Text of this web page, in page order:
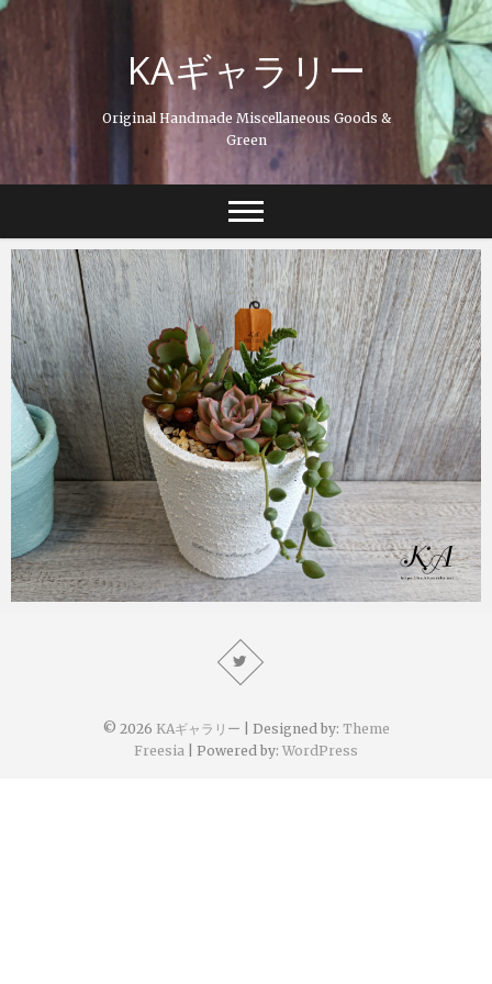
Skip
content
KAギャラリー
Original Handmade Miscellaneous Goods &
Green
© 2026 KAギャラリー | Designed by: Theme
Freesia | Powered by: WordPress